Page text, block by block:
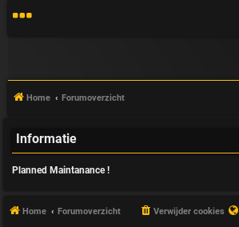
V
A
Home Forumoverzicht
Informatie
Planned Maintanance !
Home Forumoverzicht Verwijder cookies